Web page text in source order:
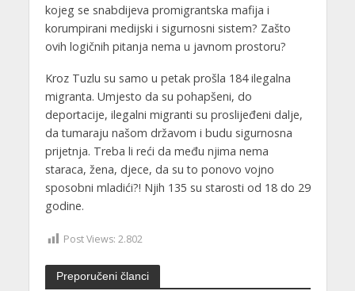
kojeg se snabdijeva promigrantska mafija i
korumpirani medijski i sigurnosni sistem? Zašto
ovih logičnih pitanja nema u javnom prostoru?
Kroz Tuzlu su samo u petak prošla 184 ilegalna
migranta. Umjesto da su pohapšeni, do
deportacije, ilegalni migranti su proslijeđeni dalje,
da tumaraju našom državom i budu sigurnosna
prijetnja. Treba li reći da među njima nema
staraca, žena, djece, da su to ponovo vojno
sposobni mladići?! Njih 135 su starosti od 18 do 29
godine.
Post Views: 2.802
Preporučeni članci